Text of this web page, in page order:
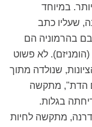
במיוחד
שעליו כתב
בהרמוניה הם
לא פשוט
שנולדה מתוך
הדת", מתקשה
בגלות.
מתקשה לחיות